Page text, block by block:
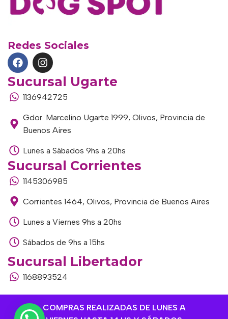
COMPRAS REALIZADAS DE LUNES A
Redes Sociales
Sucursal Ugarte
1136942725
Gdor. Marcelino Ugarte 1999, Olivos, Provincia de
Buenos Aires
Lunes a Sábados 9hs a 20hs
Sucursal Corrientes
1145306985
Corrientes 1464, Olivos, Provincia de Buenos Aires
Lunes a Viernes 9hs a 20hs
Sábados de 9hs a 15hs
Sucursal Libertador
1168893524
Av. del Libertador 1915, Vte. López, Provincia de
Buenos Aires